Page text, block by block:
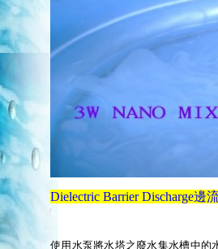
Dielectric Barrier Discharge邊
使用水泵將水塔之廢水集水槽中的